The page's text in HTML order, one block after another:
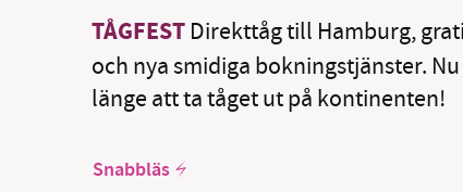
TÅGFEST Direkttåg till Hamburg,
och nya smidiga bokningstjänster.
länge att ta tåget ut på kontinenten!
Snabbläs